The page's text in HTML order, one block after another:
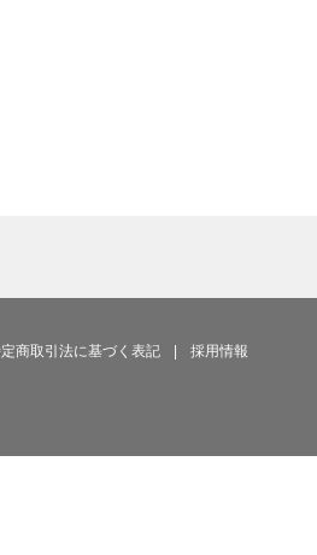
商取引法に基づく表記 採用情報